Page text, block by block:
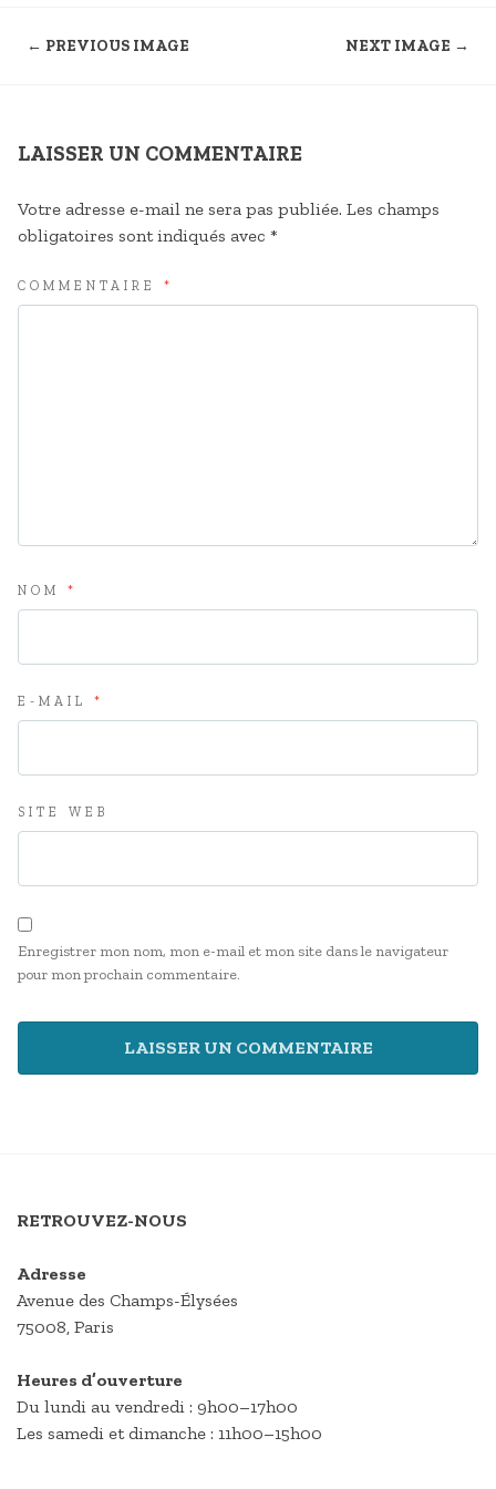
← PREVIOUS IMAGE NEXT IMAGE →
LAISSER UN COMMENTAIRE
Votre adresse e-mail ne sera pas publiée. Les champs
obligatoires sont indiqués avec *
COMMENTAIRE *
NOM *
E-MAIL *
SITE WEB
Enregistrer mon nom, mon e-mail et mon site dans le navigateur
pour mon prochain commentaire.
RETROUVEZ-NOUS
Adresse
Avenue des Champs-Élysées
75008, Paris
Heures d’ouverture
Du lundi au vendredi : 9h00–17h00
Les samedi et dimanche : 11h00–15h00